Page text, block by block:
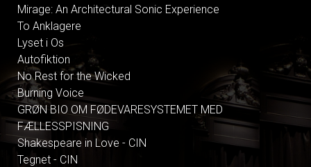
Mirage: An Architectural Sonic Experience
To Anklagere
Lyset i Os
Autofiktion
No Rest for the Wicked
Burning Voice
GRØN BIO OM FØDEVARESYSTEMET MED
FÆLLESSPISNING
Shakespeare in Love - CIN
Tegnet - CIN